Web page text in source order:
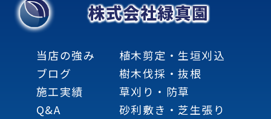
株式会社緑真園
当店の強み
ブログ
施工実績
Q&A
植木剪定・生垣刈込
樹木伐採・抜根
草刈り・防草
砂利敷き・芝生張り